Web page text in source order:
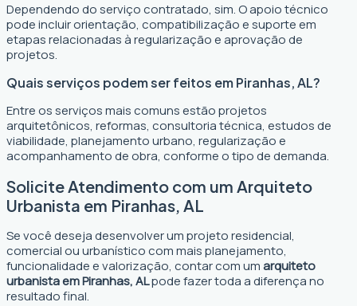
Dependendo do serviço contratado, sim. O apoio técnico
pode incluir orientação, compatibilização e suporte em
etapas relacionadas à regularização e aprovação de
projetos.
Quais serviços podem ser feitos em Piranhas, AL?
Entre os serviços mais comuns estão projetos
arquitetônicos, reformas, consultoria técnica, estudos de
viabilidade, planejamento urbano, regularização e
acompanhamento de obra, conforme o tipo de demanda.
Solicite Atendimento com um Arquiteto
Urbanista em Piranhas, AL
Se você deseja desenvolver um projeto residencial,
comercial ou urbanístico com mais planejamento,
funcionalidade e valorização, contar com umarquiteto
urbanista em Piranhas, ALpode fazer toda a diferença no
resultado final.